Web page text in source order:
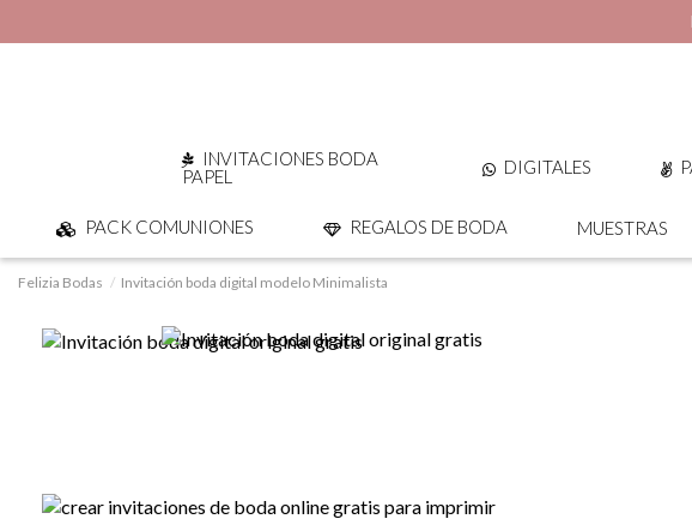
INVITACIONES BODA
PAPEL
DIGITALES
PACK COMUNIONES REGALOS DE BODA MUESTRAS
Felizia Bodas Invitación boda digital modelo Minimalista